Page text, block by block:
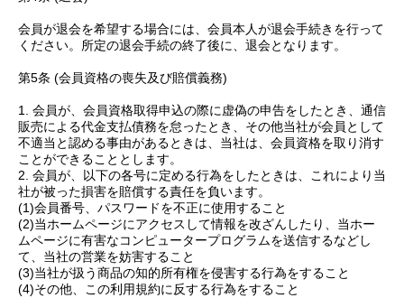
会員が退会を希望する場合には、会員本人が退会手続きを行って
ください。所定の退会手続の終了後に、退会となります。
第5条 (会員資格の喪失及び賠償義務)
1. 会員が、会員資格取得申込の際に虚偽の申告をしたとき、通信
販売による代金支払債務を怠ったとき、その他当社が会員として
不適当と認める事由があるときは、当社は、会員資格を取り消す
ことができることとします。
2. 会員が、以下の各号に定める行為をしたときは、これにより当
社が被った損害を賠償する責任を負います。
(1)会員番号、パスワードを不正に使用すること
(2)当ホームページにアクセスして情報を改ざんしたり、当ホー
ムページに有害なコンピュータープログラムを送信するなどし
て、当社の営業を妨害すること
(3)当社が扱う商品の知的所有権を侵害する行為をすること
(4)その他、この利用規約に反する行為をすること